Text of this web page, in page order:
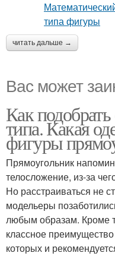
читать дальше →
Вас может
Как
типа. Какая
фигуры
Прямоугольник
телосложение, из-за
Но расстраиваться не
модельеры
любым образам. Кроме
классное
которых и